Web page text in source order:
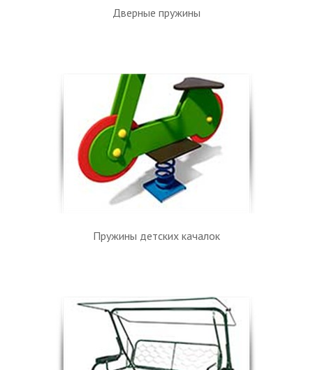
Дверные пружины
Пружины детских качалок